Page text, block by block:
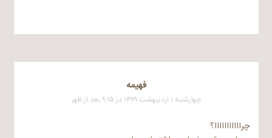
فهیمه
چهارشنبه ۱ اردیبهشت ۱۳۸۹ در ۹:۱۵ بعد از ظهر
چرااااااااااا؟